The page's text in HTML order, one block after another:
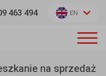
463 494 EN
na sprzedaż